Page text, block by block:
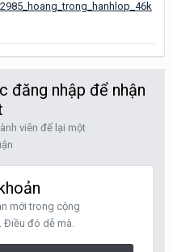
đăng nhập để nhận
viên để lại một
mới trong cộng
Điều đó dễ mà.